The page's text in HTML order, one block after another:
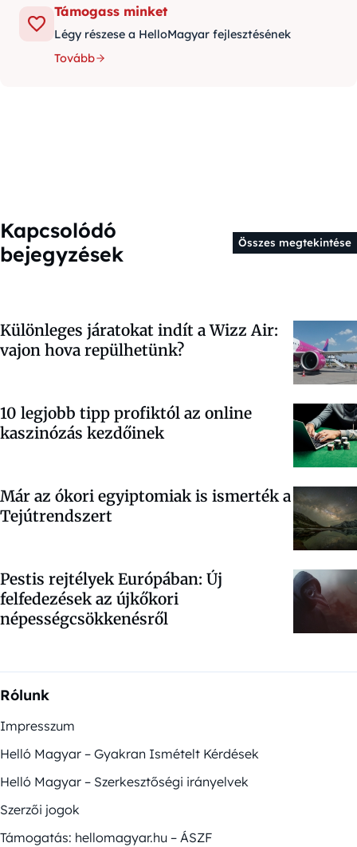
Támogass minket
Légy részese a HelloMagyar fejlesztésének
Tovább
Kapcsolódó
bejegyzések
Összes megtekintése
Különleges járatokat indít a Wizz Air:
vajon hova repülhetünk?
10 legjobb tipp profiktól az online
kaszinózás kezdőinek
Már az ókori egyiptomiak is ismerték a
Tejútrendszert
Pestis rejtélyek Európában: Új
felfedezések az újkőkori
népességcsökkenésről
Rólunk
Impresszum
Helló Magyar – Gyakran Ismételt Kérdések
Helló Magyar – Szerkesztőségi irányelvek
Szerzői jogok
Támogatás: hellomagyar.hu – ÁSZF